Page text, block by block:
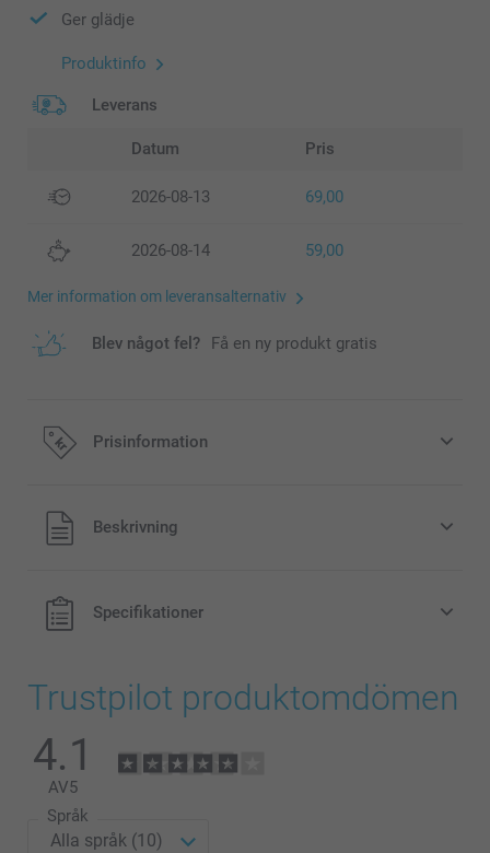
Ger glädje
Produktinfo
Leverans
Datum Pris
2026-08-13 69,00
2026-08-14 59,00
Mer information om leveransalternativ
Blev något fel? Få en ny produkt gratis
Prisinformation
Alla priser är i svenska kronor (SEK), inklusive moms och
exklusive porto.
Beskrivning
Specifikationer
Trustpilot produktomdömen
4.1
AV5
Språk